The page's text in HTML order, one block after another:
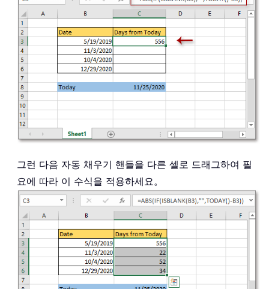
그런 다음 자동 채우기 핸들을 다른 셀로 드래그하여 필
요에 따라 이 수식을 적용하세요。